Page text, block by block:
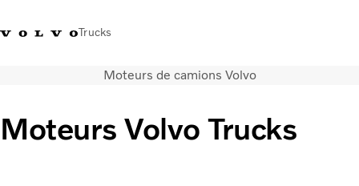
Trucks
Volvo MerchandiseConnexion Maroc
Solutions de transport
Moteurs de camions Volvo
Moteurs Volvo Trucks